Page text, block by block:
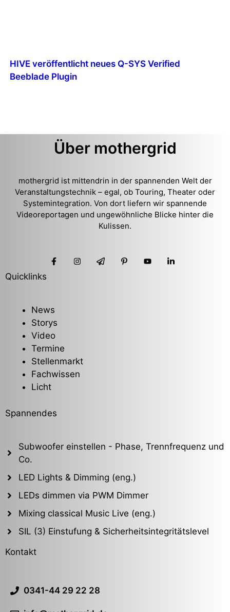
HIVE veröffentlicht neues Q-SYS Verified
Beeblade Plugin
Über mothergrid
mothergrid ist mittendrin in der spannenden Welt der
Veranstaltungstechnik – egal, ob Touring, Theater oder
Systemintegration. Von dort liefern wir spannende
Videoreportagen und ungewöhnliche Blicke hinter die
Kulissen.
Quicklinks
News
Storys
Video
Termine
Stellenmarkt
Fachwissen
Licht
Spannendes
Subwoofer einstellen - Phase, Trennfrequenz und
Co.
LED Lights & Dimming (eng.)
LEDs dimmen via PWM Dimmer
Mixing classical Music Live (eng.)
SIL (3) Einstufung & Sicherheitsintegritätslevel
Kontakt
0341-44 29 22 28